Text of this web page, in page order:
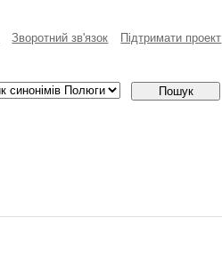
Зворотний зв'язок Пiдтримати проект